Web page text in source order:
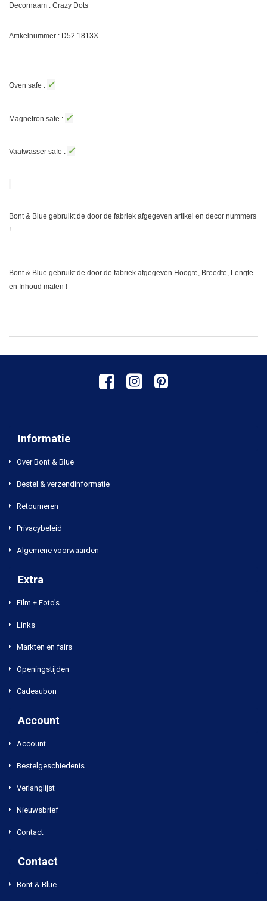
Decornaam : Crazy Dots
Artikelnummer : D52 1813X
Oven safe : ✓
Magnetron safe : ✓
Vaatwasser safe : ✓
Bont & Blue gebruikt de door de fabriek afgegeven artikel en decor nummers
!
Bont & Blue gebruikt de door de fabriek afgegeven Hoogte, Breedte, Lengte
en Inhoud maten !
Informatie
Over Bont & Blue
Bestel & verzendinformatie
Retourneren
Privacybeleid
Algemene voorwaarden
Extra
Film + Foto's
Links
Markten en fairs
Openingstijden
Cadeaubon
Account
Account
Bestelgeschiedenis
Verlanglijst
Nieuwsbrief
Contact
Contact
Bont & Blue